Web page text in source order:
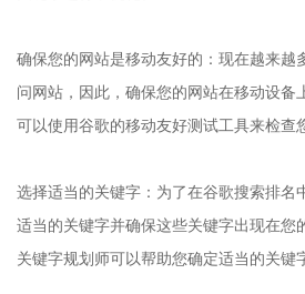
确保您的网站是移动友好的：现在越来越
问网站，因此，确保您的网站在移动设备
可以使用谷歌的移动友好测试工具来检查
选择适当的关键字：为了在谷歌搜索排名
适当的关键字并确保这些关键字出现在您
关键字规划师可以帮助您确定适当的关键